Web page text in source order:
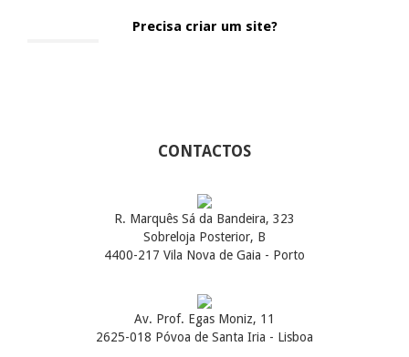
Precisa criar um site?
CONTACTOS
R. Marquês Sá da Bandeira, 323
Sobreloja Posterior, B
4400-217 Vila Nova de Gaia - Porto
Av. Prof. Egas Moniz, 11
2625-018 Póvoa de Santa Iria - Lisboa